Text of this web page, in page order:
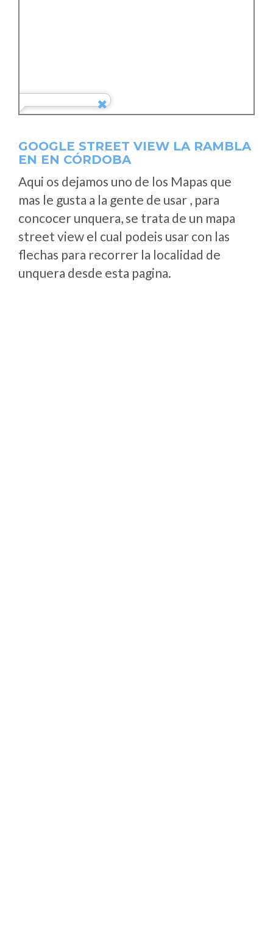
GOOGLE STREET VIEW LA RAMBLA
EN EN CÓRDOBA
Aqui os dejamos uno de los Mapas que
mas le gusta a la gente de usar , para
concocer unquera, se trata de un mapa
street view el cual podeis usar con las
flechas para recorrer la localidad de
unquera desde esta pagina.